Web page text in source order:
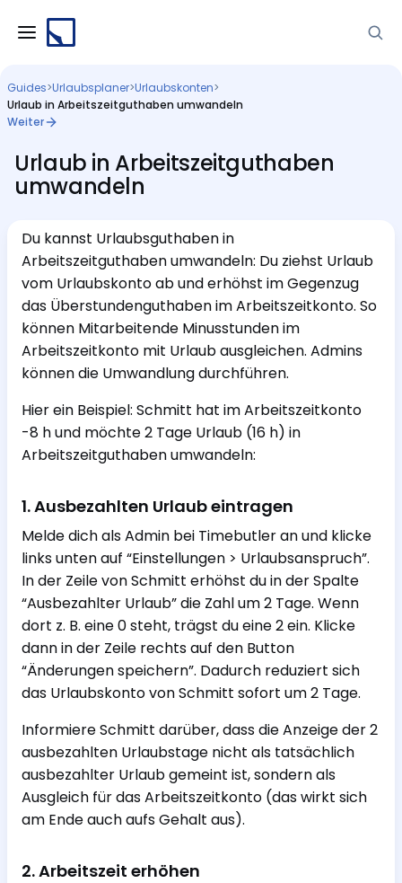
Guides>Urlaubsplaner>Urlaubskonten>
Urlaub in Arbeitszeitguthaben umwandeln
Weiter
Urlaub in Arbeitszeitguthaben
umwandeln
Du kannst Urlaubsguthaben in
Arbeitszeitguthaben umwandeln: Du ziehst Urlaub
vom Urlaubskonto ab und erhöhst im Gegenzug
das Überstundenguthaben im Arbeitszeitkonto. So
können Mitarbeitende Minusstunden im
Arbeitszeitkonto mit Urlaub ausgleichen. Admins
können die Umwandlung durchführen.
Hier ein Beispiel: Schmitt hat im Arbeitszeitkonto
-8 h und möchte 2 Tage Urlaub (16 h) in
Arbeitszeitguthaben umwandeln:
1. Ausbezahlten Urlaub eintragen
Melde dich als Admin bei Timebutler an und klicke
links unten auf “Einstellungen > Urlaubsanspruch”.
In der Zeile von Schmitt erhöhst du in der Spalte
“Ausbezahlter Urlaub” die Zahl um 2 Tage. Wenn
dort z. B. eine 0 steht, trägst du eine 2 ein. Klicke
dann in der Zeile rechts auf den Button
“Änderungen speichern”. Dadurch reduziert sich
das Urlaubskonto von Schmitt sofort um 2 Tage.
Informiere Schmitt darüber, dass die Anzeige der 2
ausbezahlten Urlaubstage nicht als tatsächlich
ausbezahlter Urlaub gemeint ist, sondern als
Ausgleich für das Arbeitszeitkonto (das wirkt sich
am Ende auch aufs Gehalt aus).
2. Arbeitszeit erhöhen